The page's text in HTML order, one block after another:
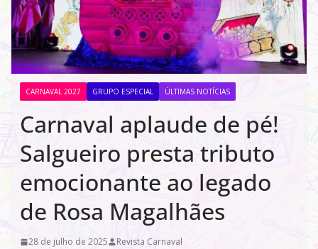
CARNAVAL 2027 GRUPO ESPECIAL ÚLTIMAS NOTÍCIAS
Carnaval aplaude de pé!
Salgueiro presta tributo
emocionante ao legado
de Rosa Magalhães
28 de julho de 2025 Revista Carnaval